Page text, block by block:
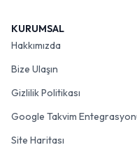
KURUMSAL
Hakkımızda
Bize Ulaşın
Gizlilik Politikası
Google Takvim
Site Haritası